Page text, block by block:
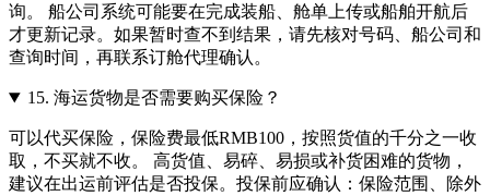
询。 船公司系统可能要在完成装船、舱单上传或船舶开航后
才更新记录。如果暂时查不到结果，请先核对号码、船公司和
查询时间，再联系订舱代理确认。
15. 海运货物是否需要购买保险？
可以代买保险，保险费最低RMB100，按照货值的千分之一收
取，不买就不收。 高货值、易碎、易损或补货困难的货物，
建议在出运前评估是否投保。投保前应确认：保险范围、除外